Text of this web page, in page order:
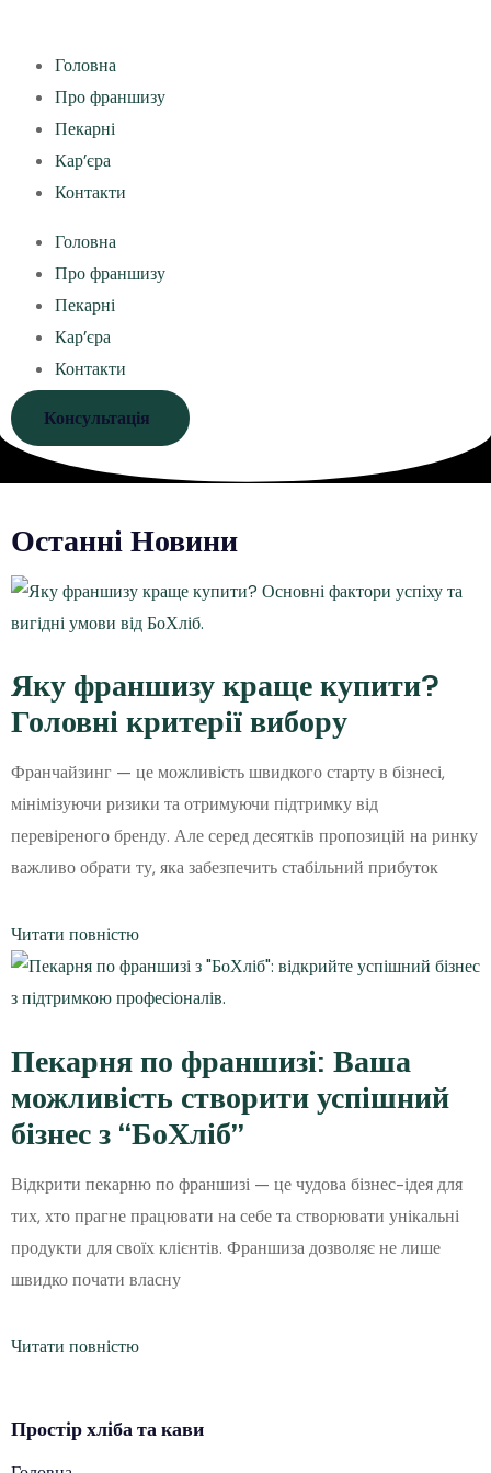
Головна
Про франшизу
Пекарні
Кар’єра
Контакти
Головна
Про франшизу
Пекарні
Кар’єра
Контакти
Консультація
Останні Новини
Яку франшизу краще купити?
Головні критерії вибору
Франчайзинг — це можливість швидкого старту в бізнесі,
мінімізуючи ризики та отримуючи підтримку від
перевіреного бренду. Але серед десятків пропозицій на ринку
важливо обрати ту, яка забезпечить стабільний прибуток
Читати повністю
Пекарня по франшизі: Ваша
можливість створити успішний
бізнес з “БоХліб”
Відкрити пекарню по франшизі — це чудова бізнес-ідея для
тих, хто прагне працювати на себе та створювати унікальні
продукти для своїх клієнтів. Франшиза дозволяє не лише
швидко почати власну
Читати повністю
Простірхлібата кави